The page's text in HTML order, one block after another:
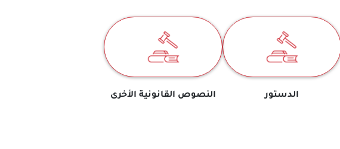
الدستور النصوص القانونية الأخرى